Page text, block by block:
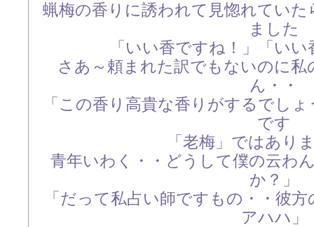
蝋梅の香りに誘われて見惚れてい
ました
「いい香ですね！」「い
さあ～頼まれた訳でもないのに
ん・・
「この香り高貴な香りがするでし
です
「老梅」ではあり
青年いわく・・どうして僕の云わ
か？」
「だって私占い師ですもの・・彼
アハハ」